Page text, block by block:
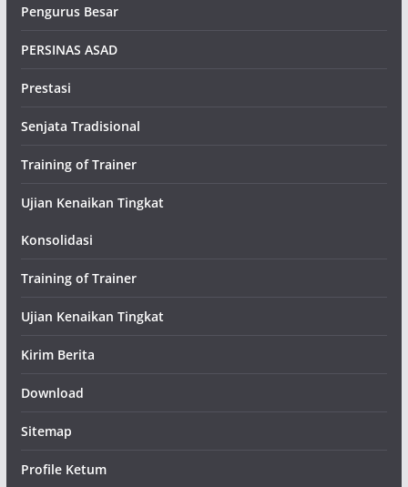
Pengurus Besar
PERSINAS ASAD
Prestasi
Senjata Tradisional
Training of Trainer
Ujian Kenaikan Tingkat
Konsolidasi
Training of Trainer
Ujian Kenaikan Tingkat
Kirim Berita
Download
Sitemap
Profile Ketum